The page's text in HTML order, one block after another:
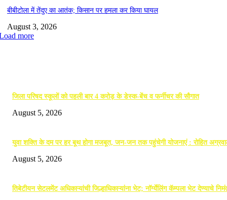
बीबीटोला में तेंदुए का आतंक; किसान पर हमला कर किया घायल
August 3, 2026
more
जिला परिषद स्कूलों को पहली बार 4 करोड़ के डेस्क-बेंच व फर्नीचर की सौगात
August 5, 2026
युवा शक्ति के दम पर हर बूथ होगा मजबूत, जन-जन तक पहुंचेगी योजनाएं : रोहित
August 5, 2026
तिबेटीयन सेटलमेंट अधिकाऱ्यांची जिल्हाधिकाऱ्यांना भेट; नॉर्ग्येलिंग कॅम्पला भेट देण्याचे